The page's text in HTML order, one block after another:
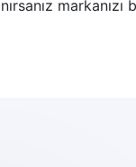
markanızı